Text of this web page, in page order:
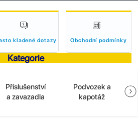
kladené dotazy Obchodní podmínky
Kategorie
Příslušenství
a zavazadla
Podvozek a
kapotáž